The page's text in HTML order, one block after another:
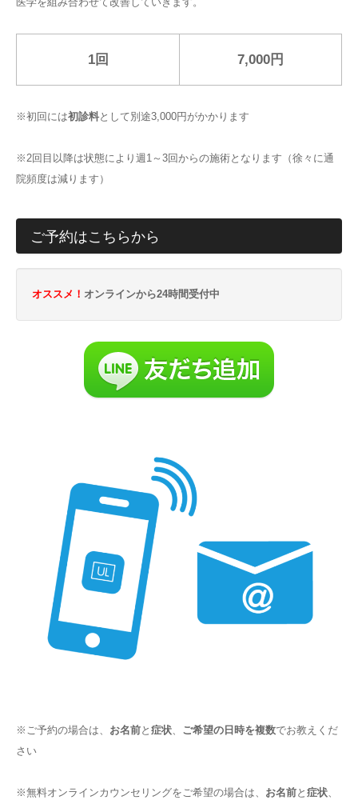
1回 7,000円
※初回には初診料として別途3,000円がかかります
※2回目以降は状態により週1～3回からの施術となります（徐々に通
院頻度は減ります）
ご予約はこちらから
オススメ！ オンラインから24時間受付中
※ご予約の場合は、 お名前と 症状、 ご希望の日時を複数でお教えくだ
さい
※無料オンラインカウンセリングをご希望の場合は、 お名前と 症状、